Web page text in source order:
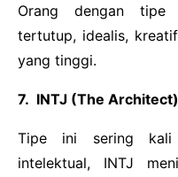
Orang dengan tipe
tertutup, idealis,
yang tinggi.
7. INTJ (The Architect)
Tipe ini sering kali
intelektual, INTJ